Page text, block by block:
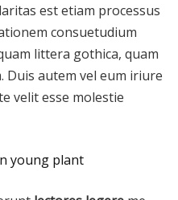
est etiam processus
consuetudium
littera gothica, quam
Duis autem vel eum iriure
velit esse molestie